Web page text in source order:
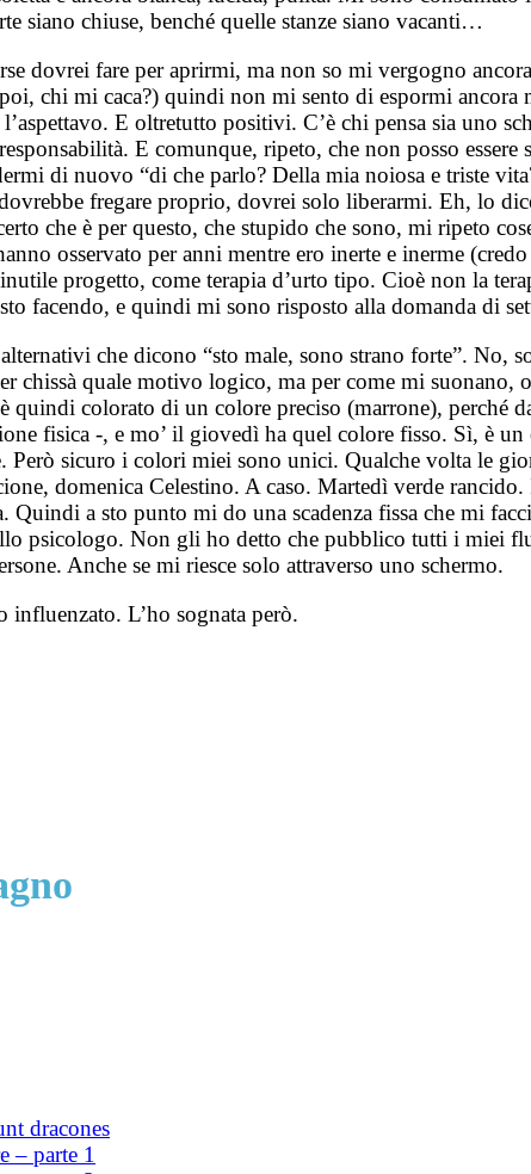
siano chiuse, benché quelle stanze siano vacanti…
dovrei fare per aprirmi, ma non so mi vergogno
chi mi caca?) quindi non mi sento di espormi
E oltretutto positivi. C’è chi pensa sia uno
E comunque, ripeto, che non posso
di nuovo “di che parlo? Della mia noiosa e triste
fregare proprio, dovrei solo liberarmi. Eh, lo
che è per questo, che stupido che sono, mi ripeto
osservato per anni mentre ero inerte e inerme
progetto, come terapia d’urto tipo. Cioè non la
facendo, e quindi mi sono risposto alla domanda di
che dicono “sto male, sono strano forte”. No,
chissà quale motivo logico, ma per come mi suonano,
quindi colorato di un colore preciso (marrone), perché
fisica -, e mo’ il giovedì ha quel colore fisso. Sì,
Però sicuro i colori miei sono unici. Qualche volta le
domenica Celestino. A caso. Martedì verde
Quindi a sto punto mi do una scadenza fissa che mi
psicologo. Non gli ho detto che pubblico tutti i miei
Anche se mi riesce solo attraverso uno schermo.
L’ho sognata però.
dracones
– parte 1